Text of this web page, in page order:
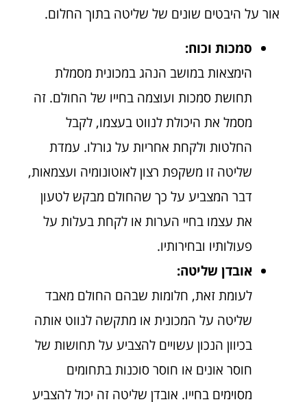
אור על היבטים שונים של שליטה בתוך החלום.
סמכות וכוח:
הימצאות במושב הנהג במכונית מסמלת
תחושת סמכות ועוצמה בחייו של החולם. זה
מסמל את היכולת לנווט בעצמו, לקבל
החלטות ולקחת אחריות על גורלו. עמדת
שליטה זו משקפת רצון לאוטונומיה ועצמאות,
דבר המצביע על כך שהחולם מבקש לטעון
את עצמו בחיי הערות או לקחת בעלות על
פעולותיו ובחירותיו.
אובדן שליטה:
לעומת זאת, חלומות שבהם החולם מאבד
שליטה על המכונית או מתקשה לנווט אותה
בכיוון הנכון עשויים להצביע על תחושות של
חוסר אונים או חוסר סוכנות בתחומים
מסוימים בחייו. אובדן שליטה זה יכול להצביע